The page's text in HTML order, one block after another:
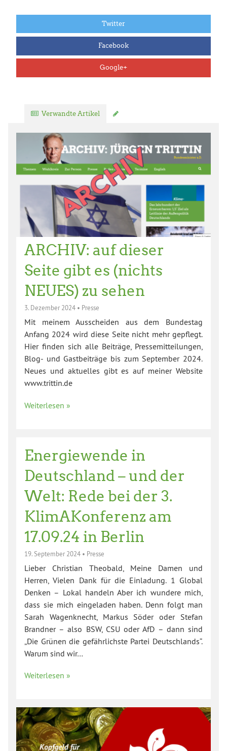
Twitter
Facebook
Google+
Verwandte Artikel
ARCHIV: auf dieser
Seite gibt es (nichts
NEUES) zu sehen
3. Dezember 2024 • Presse
Mit meinem Ausscheiden aus dem Bundestag
Anfang 2024 wird diese Seite nicht mehr gepflegt.
Hier finden sich alle Beiträge, Pressemitteilungen,
Blog- und Gastbeiträge bis zum September 2024.
Neues und aktuelles gibt es auf meiner Website
www.trittin.de
Weiterlesen »
Energiewende in
Deutschland – und der
Welt: Rede bei der 3.
KlimAKonferenz am
17.09.24 in Berlin
19. September 2024 • Presse
Lieber Christian Theobald, Meine Damen und
Herren, Vielen Dank für die Einladung. 1 Global
Denken – Lokal handeln Aber ich wundere mich,
dass sie mich eingeladen haben. Denn folgt man
Sarah Wagenknecht, Markus Söder oder Stefan
Brandner – also BSW, CSU oder AfD – dann sind
„Die Grünen die gefährlichste Partei Deutschlands“.
Warum sind wir…
Weiterlesen »